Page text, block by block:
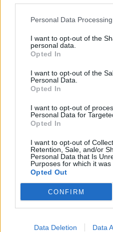
Personal Data
I want to opt-out of the
personal data.
Opted In
I want to opt-out of the
Personal Data.
Opted In
I want to opt-out of
Personal Data for
Opted In
I want to opt-out of
Retention, Sale, and/or
Personal Data that Is
Purposes for which it was
Opted Out
CONFIRM
Data Deletion Data
tulajdonosa több mint 30 éves
rendelkezik. Elkötelezetten
és nemzetközi elismertetésén.
történetét újraíró albumaival
magyar vizuális művészetről
GALÉRIA TOVÁBBI
KAPCSOLÓDÓ